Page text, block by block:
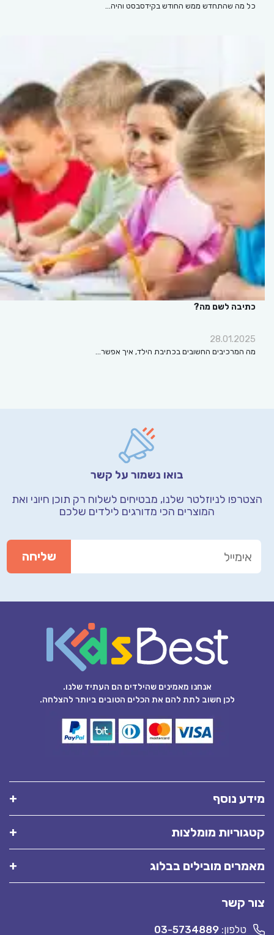
כל מה שהתחדש ממש החודש בקידסבסט והיה…
כתיבה לשם מה?
28.01.2025
מה המרכיבים החשובים בכתיבת הילד, איך אפשר…
בואו נשמור על קשר
הצטרפו לניוזלטר שלנו, מבטיחים לשלוח רק תוכן חיוני ואת
המוצרים הכי מדורגים לילדים שלכם
אנחנו מאמינים שהילדים הם העתיד שלנו.
לכן חשוב לתת להם את הכלים הטובים ביותר להצלחה.
מידע נוסף
קטגוריות מומלצות
מאמרים מובילים בבלוג
צור קשר
טלפון: 03-5734889